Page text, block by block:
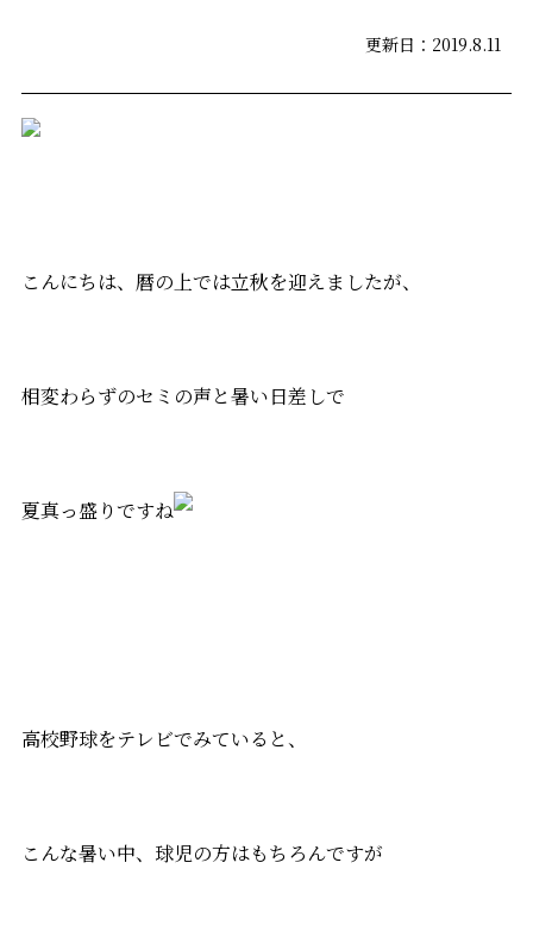
更新日：2019.8.11
こんにちは、暦の上では立秋を迎えましたが、
相変わらずのセミの声と暑い日差しで
夏真っ盛りですね
高校野球をテレビでみていると、
こんな暑い中、球児の方はもちろんですが